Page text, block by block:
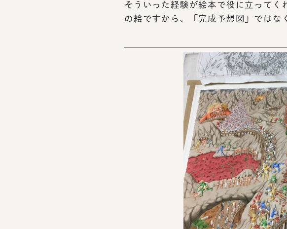
そういった経験が絵本で役に立ってく
の絵ですから、「完成予想図」ではな